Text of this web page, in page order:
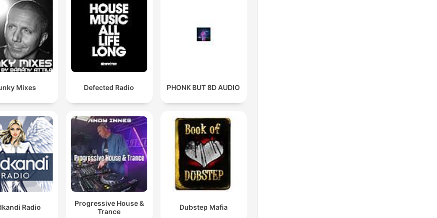
Mixes Defected Radio PHONK BUT 8D AUDIO
Radio
Progressive House &
Trance
Dubstep Mafia